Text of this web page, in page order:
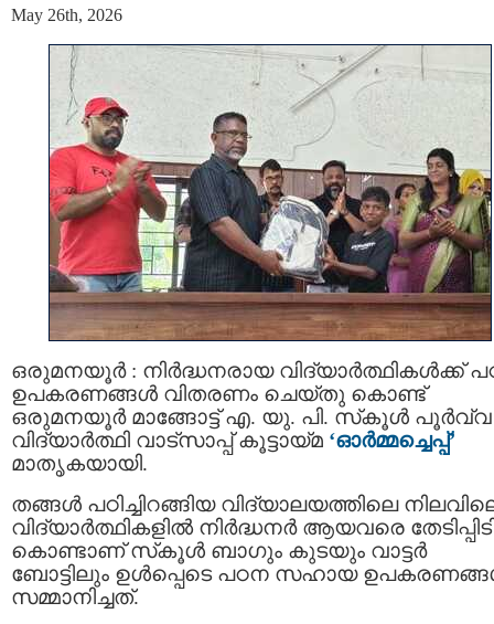
May 26th, 2026
ഒരുമനയൂർ : നിർദ്ധനരായ വിദ്യാർത്ഥികൾക്ക്
ഉപകരണങ്ങൾ വിതരണം ചെയ്തു കൊണ്ട്
ഒരുമനയൂർ മാങ്ങോട്ട് എ. യു. പി. സ്‌കൂൾ പൂർവ്വ
വിദ്യാർത്ഥി വാട്സാപ്പ് കൂട്ടായ്മ ‘ഓർമ്മച്ചെപ്പ്’
മാതൃകയായി.
തങ്ങൾ പഠിച്ചിറങ്ങിയ വിദ്യാലയത്തിലെ
വിദ്യാർത്ഥികളിൽ നിർദ്ധനർ ആയവരെ
കൊണ്ടാണ് സ്‌കൂൾ ബാഗും കുടയും വാട്ടർ
ബോട്ടിലും ഉൾപ്പെടെ പഠന സഹായ
സമ്മാനിച്ചത്.